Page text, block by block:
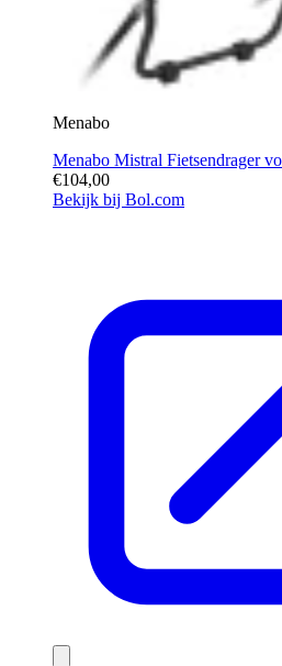
Menabo
Menabo Mistral Fietsendrager
€104,00
Bekijk bij Bol.com